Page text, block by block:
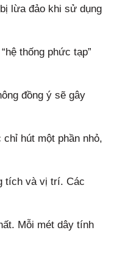
lừa đảo khi sử dụng
thống phức tạp”
đồng ý sẽ gây
hút một phần nhỏ,
tích và vị trí. Các
Mỗi mét dây tính